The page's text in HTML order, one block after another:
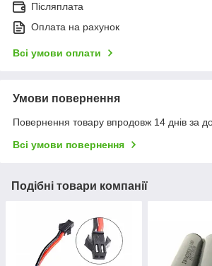
Післяплата
Оплата на рахунок
Всі умови оплати
Умови повернення
Повернення товару впродовж 14 днів за
Всі умови повернення
Подібні товари компанії